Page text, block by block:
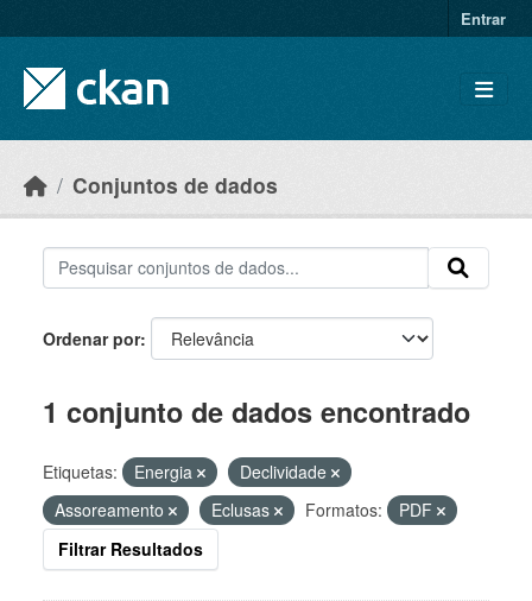
Entrar
Conjuntos de dados
Ordenar por
1 conjunto de dados encontrado
Etiquetas: Energia
Declividade
Assoreamento
Eclusas Formatos:
PDF
Filtrar Resultados